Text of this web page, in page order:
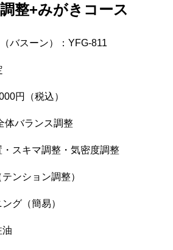
整+みがきコース
バスーン）：YFG-811
円（税込）
体バランス調整
・スキマ調整・気密度調整
ンション調整）
グ（簡易）
油